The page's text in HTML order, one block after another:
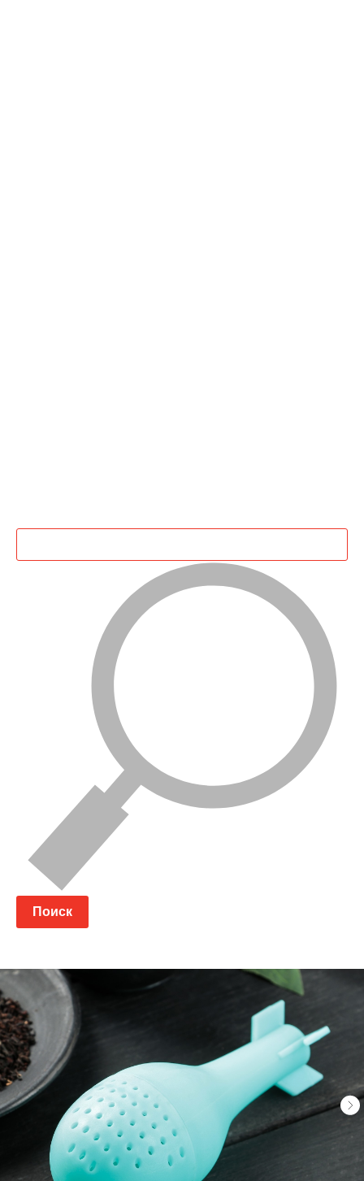
Поиск